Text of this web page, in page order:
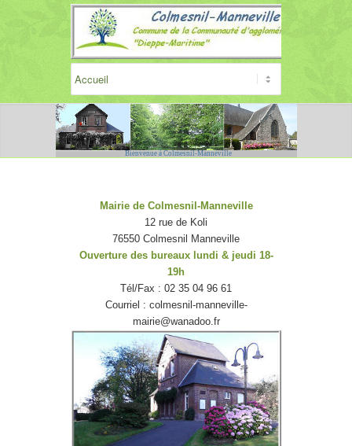
Bienvenue à Colmesnil-Manneville
Mairie de Colmesnil-Manneville
12 rue de Koli
76550 Colmesnil Manneville
Ouverture des bureauxlundi & jeudi 18-
19h
Tél/Fax : 02 35 04 96 61
Courriel : colmesnil-manneville-
mairie@wanadoo.fr